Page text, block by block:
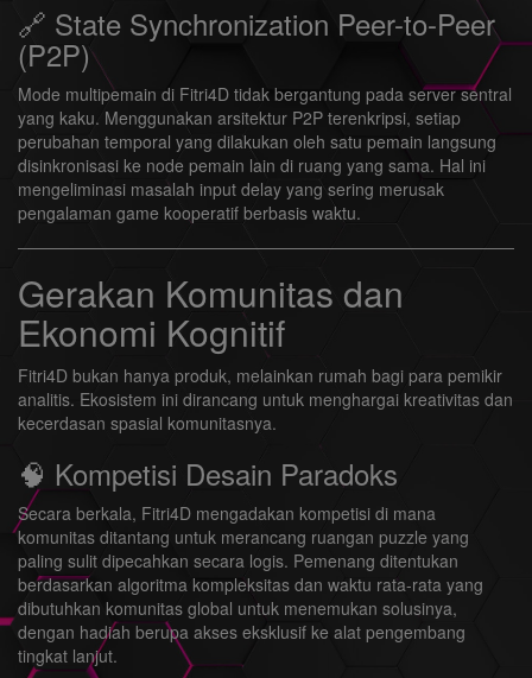
🔗 State Synchronization Peer-to-Peer
(P2P)
Mode multipemain di Fitri4D tidak bergantung pada server sentral
yang kaku. Menggunakan arsitektur P2P terenkripsi, setiap
perubahan temporal yang dilakukan oleh satu pemain langsung
disinkronisasi ke node pemain lain di ruang yang sama. Hal ini
mengeliminasi masalah input delay yang sering merusak
pengalaman game kooperatif berbasis waktu.
Gerakan Komunitas dan
Ekonomi Kognitif
Fitri4D bukan hanya produk, melainkan rumah bagi para pemikir
analitis. Ekosistem ini dirancang untuk menghargai kreativitas dan
kecerdasan spasial komunitasnya.
🧠 Kompetisi Desain Paradoks
Secara berkala, Fitri4D mengadakan kompetisi di mana
komunitas ditantang untuk merancang ruangan puzzle yang
paling sulit dipecahkan secara logis. Pemenang ditentukan
berdasarkan algoritma kompleksitas dan waktu rata-rata yang
dibutuhkan komunitas global untuk menemukan solusinya,
dengan hadiah berupa akses eksklusif ke alat pengembang
tingkat lanjut.